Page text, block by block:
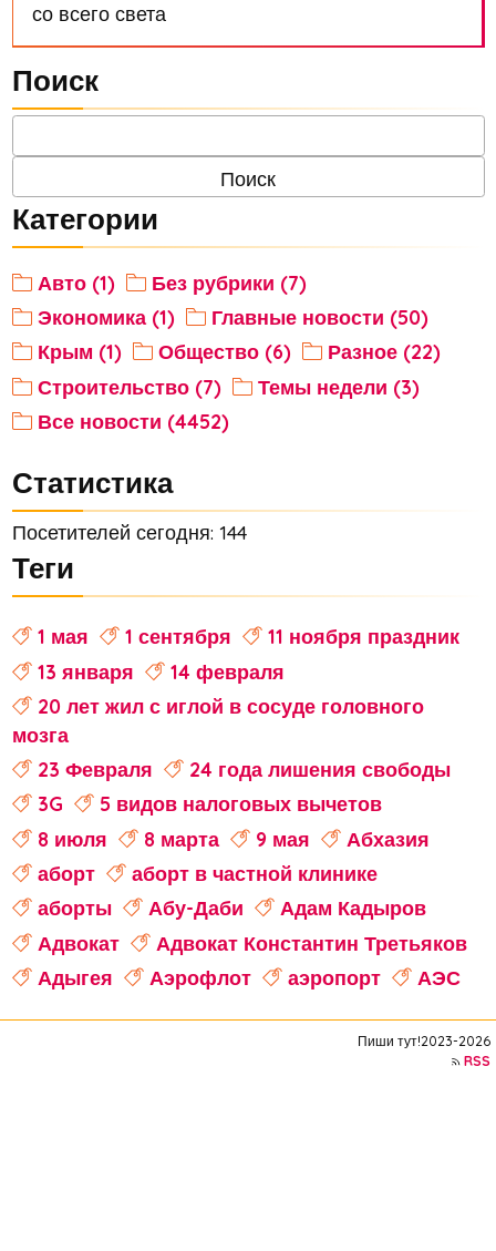
со всего света
Поиск
Категории
Авто (1)
Без рубрики (7)
Экономика (1)
Главные новости (50)
Крым (1)
Общество (6)
Разное (22)
Строительство (7)
Темы недели (3)
Все новости (4452)
Статистика
Посетителей сегодня: 144
Теги
1 мая 1 сентября
11 ноября праздник
13 января
14 февраля
20 лет жил с иглой в сосуде головного
мозга
23 Февраля
24 года лишения свободы
3G
5 видов налоговых вычетов
8 июля
8 марта 9 мая
Абхазия
аборт
аборт в частной клинике
аборты
Абу-Даби
Адам Кадыров
Адвокат
Адвокат Константин Третьяков
Адыгея
Аэрофлот аэропорт
АЭС
Пиши тут!2023-2026
RSS